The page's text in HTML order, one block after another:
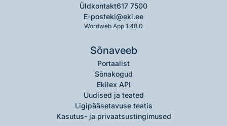
Üldkontakt617 7500
E-posteki@eki.ee
Wordweb App 1.48.0
Sõnaveeb
Portaalist
Sõnakogud
Ekilex API
Uudised ja teated
Ligipääsetavuse teatis
Kasutus- ja privaatsustingimused